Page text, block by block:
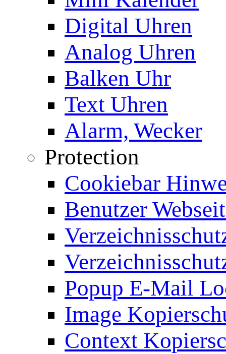
Digital Uhren
Analog Uhren
Balken Uhr
Text Uhren
Alarm, Wecker
Protection
Cookiebar
Benutzer
Popup E-Mail
Image
Context